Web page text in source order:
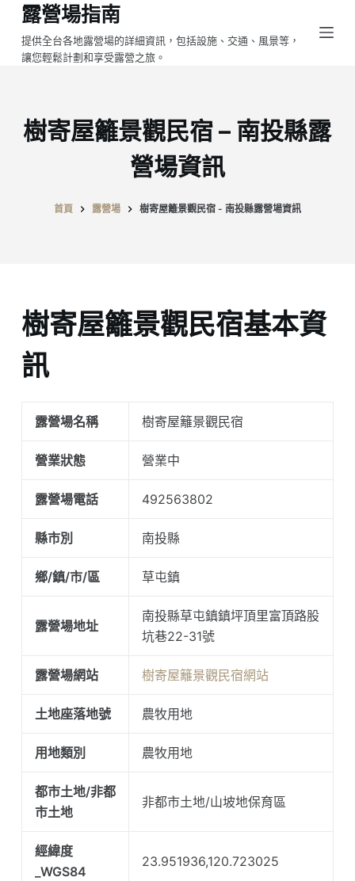
跳
至
主
容
露營場指南
提供全台各地露營場的詳細資訊，包括設施、交通、風景等，
讓您輕鬆計劃和享受露營之旅。
樹寄屋籬景觀民宿 – 南投縣露
營場資訊
首頁 露營場 樹寄屋籬景觀民宿 - 南投縣露營場資訊
樹寄屋籬景觀民宿基本資
訊
露營場名稱 樹寄屋籬景觀民宿
營業狀態 營業中
露營場電話 492563802
縣市別 南投縣
鄉/鎮/市/區 草屯鎮
露營場地址
南投縣草屯鎮鎮坪頂里富頂路股
坑巷22-31號
露營場網站 樹寄屋籬景觀民宿網站
土地座落地號 農牧用地
用地類別 農牧用地
都市土地/非都
市土地
非都市土地/山坡地保育區
經緯度
_WGS84
23.951936,120.723025